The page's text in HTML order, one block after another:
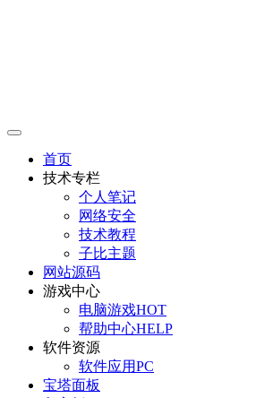
首页
技术专栏
个人笔记
网络安全
技术教程
子比主题
网站源码
游戏中心
电脑游戏HOT
帮助中心HELP
软件资源
软件应用PC
宝塔面板